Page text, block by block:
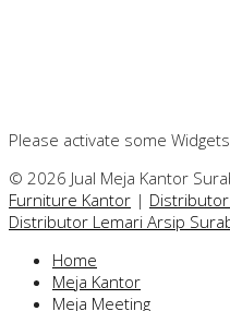
Please activate some Widgets.
© 2026 Jual Meja Kantor
Furniture Kantor |
Distributor Lemari Arsip
Home
Meja Kantor
Meja Meeting